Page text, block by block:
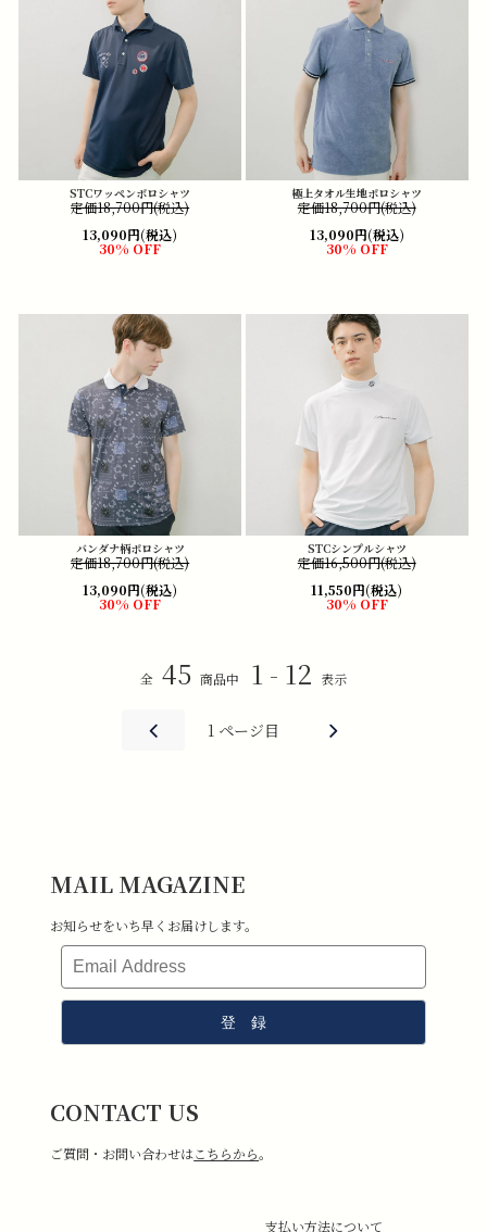
STCワッペンポロシャツ
定価18,700円(税込)
13,090円(税込)
30% OFF
極上タオル生地ポロシャツ
定価18,700円(税込)
13,090円(税込)
30% OFF
バンダナ柄ポロシャツ
定価18,700円(税込)
13,090円(税込)
30% OFF
STCシンプルシャツ
定価16,500円(税込)
11,550円(税込)
30% OFF
全 45 商品中 1 - 12 表示
1 ページ目
MAIL MAGAZINE
お知らせをいち早くお届けします。
CONTACT US
ご質問・お問い合わせはこちらから。
支払い方法について